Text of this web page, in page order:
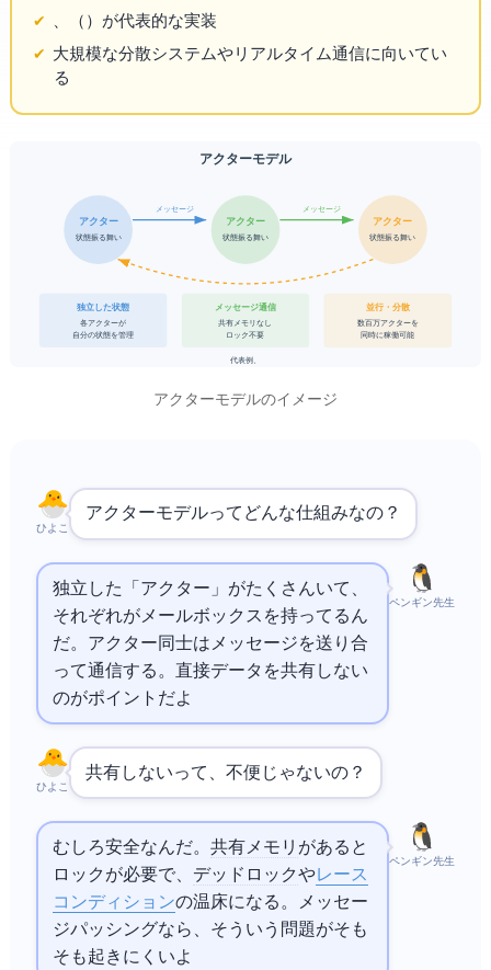
、Akka（ ）が代表的な実装
大規模な分散システムやリアルタイム通信に向いてい
る
アクターモデル
アクターA
状態 + 振る舞い
アクターB
状態 + 振る舞い
アクターC
状態 + 振る舞い
メッセージ メッセージ
独立した状態
各アクターが
自分の状態を管理
メッセージ通信
共有メモリなし
ロック不要
並行・分散
数百万アクターを
同時に稼働可能
代表例: Erlang/OTP、Akka
アクターモデルのイメージ
ひよこ
アクターモデルってどんな仕組みなの？
ペンギン先生
独立した「アクター」がたくさんいて、
それぞれがメールボックスを持ってるん
だ。アクター同士はメッセージを送り合
って通信する。直接データを共有しない
のがポイントだよ
ひよこ
共有しないって、不便じゃないの？
ペンギン先生
むしろ安全なんだ。 共有メモリ があると
ロックが必要で、 デッドロックやレース
コンディションの温床になる。メッセー
ジパッシングなら、そういう問題がそも
そも起きにくいよ